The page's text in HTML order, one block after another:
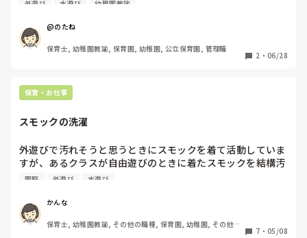
既にじわじわ日焼けが‥。😫
ぜひ教えてください！
外遊び 水遊び 幼稚園教諭
@のたね
保育士, 幼稚園教諭, 保育園, 幼稚園, 公立保育園, 管理職
2 ・ 06/28
保育・お仕事
スモックの洗濯
外遊びで汚れそうと思うときにスモックを着て活動していま
すが、あるクラスが自由遊びのときに着たスモックを結構汚
れたり真夏で汗をかいて濡れても、干しておけばいいと風に
かあまりにも汚れたら持って帰りますが)
体操服を脱いで素肌に着てるので毎日汗もたくさんかくし、
土もついてるので毎日持ち帰って洗って持たせてもらうほう
園庭 外遊び 水遊び
かんな
保育士, 幼稚園教諭, その他の職種, 保育園, 幼稚園, その他の
7 ・ 05/08